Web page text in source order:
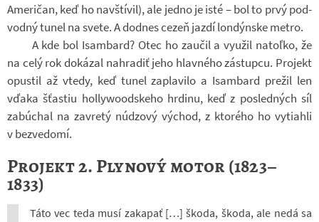
Ame­ri­čan, keď ho na­vští­vil), ale jedno je isté – bol to prvý pod­
vodný tunel na svete. A dodnes cezeň jazdí lon­dýn­ske metro.
A kde bol Isam­bard? Otec ho za­u­čil a vy­u­žil natoľko, že
na celý rok do­ká­zal na­hra­diť jeho hlav­ného zá­stupcu. Pro­jekt
opus­til až vtedy, keď tunel za­pla­vilo a Isam­bard pre­žil len
vďaka šťas­tiu holly­wo­od­skeho hr­dinu, keď z po­sled­ných síl
za­b­úchal na za­vretý núd­zový vý­chod, z kto­rého ho vy­ti­ahli
v bez­ve­domí.
Projekt 2. Plynový motor (1823–
1833)
Táto vec teda musí za­ka­pať […] škoda, škoda, ale nedá sa